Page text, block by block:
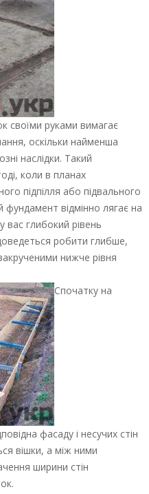
своїми руками вимагає
оскільки найменша
наслідки. Такий
коли в планах
підпілля або підвального
відмінно лягає на
вас глибокий рівень
робити глибше,
нижче рівня
Спочатку на
фасаду і несучих стін
вішки, а між ними
ширини стін